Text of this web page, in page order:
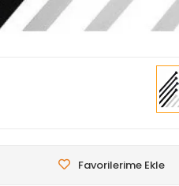
Favorilerime Ekle